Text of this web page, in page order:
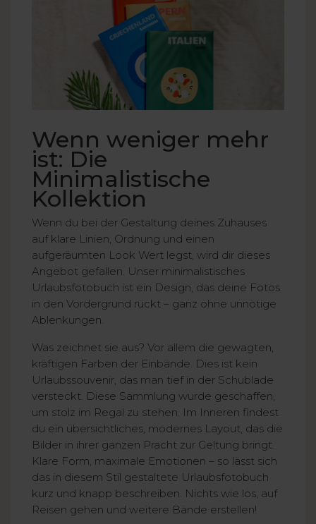
Wenn weniger mehr
ist: Die
Minimalistische
Kollektion
Wenn du bei der Gestaltung deines Zuhauses
auf klare Linien, Ordnung und einen
aufgeräumten Look Wert legst, wird dir dieses
Angebot gefallen. Unser minimalistisches
Urlaubsfotobuch ist ein Design, das deine Fotos
in den Vordergrund rückt – ganz ohne unnötige
Ablenkungen.
Was zeichnet sie aus? Vor allem die gewagten,
kräftigen Farben der Einbände. Dies ist kein
Urlaubssouvenir, das man tief in der Schublade
versteckt. Diese Sammlung wurde geschaffen,
um stolz im Regal zu stehen. Im Inneren findest
du ein übersichtliches, modernes Layout, das die
Bilder in ihrer ganzen Pracht zur Geltung bringt.
Klare Form, maximale Emotionen – so lässt sich
das in diesem Stil gestaltete Urlaubsfotobuch
kurz und knapp beschreiben. Nichts wie los, auf
Reisen gehen und weitere Bände erstellen!